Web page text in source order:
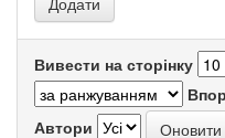
Вивести на сторінку
Автори